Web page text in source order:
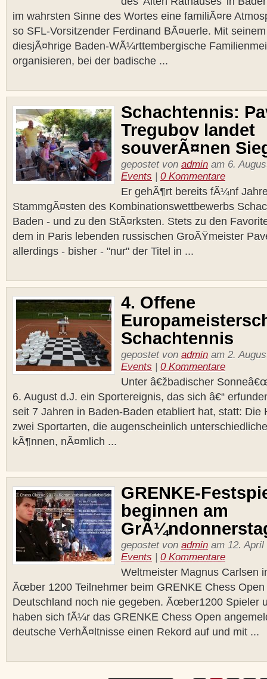
im wahrsten Sinne des Wortes eine familiÃ¤re
so SFL-Vorsitzender Ferdinand BÃ¤uerle. Mit
diesjÃ¤hrige Baden-WÃ¼rttembergische
organisieren, bei der badische ...
Schachtennis:
Tregubov landet
souverÃ¤nen
gepostet von admin am 6.
Events
0 Kommentare
Er gehÃ¶rt bereits fÃ¼nf
StammgÃ¤sten des Kombinationswettbewerbs
Baden - und zu den StÃ¤rksten. Stets zu den
dem in Paris lebenden russischen GroÃŸmeister
allerdings - bisher - "nur" der Titel in ...
4. Offene
Schachtennis
gepostet von admin am 2.
Events
0 Kommentare
Unter â€žbadischer
6. August d.J. ein Sportereignis, das sich â€“
seit 7 Jahren in Baden-Baden etabliert hat, statt: Die
zwei Sportarten, die augenscheinlich
kÃ¶nnen, nÃ¤mlich ...
GRENKE-
beginnen am
gepostet von admin am 12. April
Events
0 Kommentare
Weltmeister Magnus Carlsen
Ãœber 1200 Teilnehmer beim GRENKE Chess
Deutschland noch nie gegeben. Ãœber1200 Spieler
haben sich fÃ¼r das GRENKE Chess Open
deutsche VerhÃ¤ltnisse einen Rekord auf und mit ...